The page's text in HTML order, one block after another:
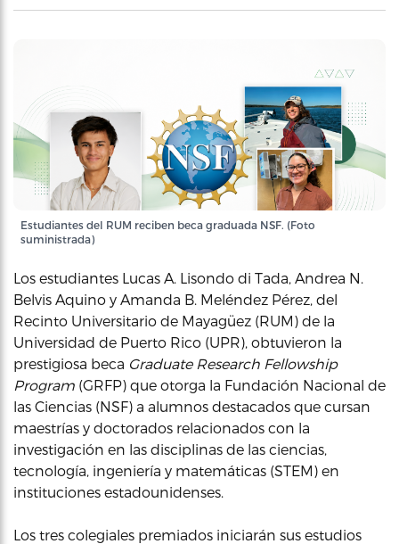
Estudiantes del RUM reciben beca graduada NSF. (Foto
suministrada)
Los estudiantes Lucas A. Lisondo di Tada, Andrea N.
Belvis Aquino y Amanda B. Meléndez Pérez, del
Recinto Universitario de Mayagüez (RUM) de la
Universidad de Puerto Rico (UPR), obtuvieron la
prestigiosa beca Graduate Research Fellowship
Program (GRFP) que otorga la Fundación Nacional de
las Ciencias (NSF) a alumnos destacados que cursan
maestrías y doctorados relacionados con la
investigación en las disciplinas de las ciencias,
tecnología, ingeniería y matemáticas (STEM) en
instituciones estadounidenses.
Los tres colegiales premiados iniciarán sus estudios